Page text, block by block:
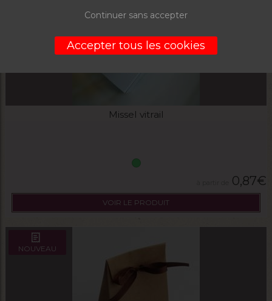
Missel vitrail
0,87€
VOIR LE PRODUIT
NOUVEAU
Continuer sans accepter
Accepter tous les cookies